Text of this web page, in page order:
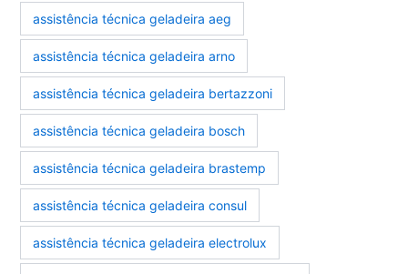
assistência técnica geladeira aeg
assistência técnica geladeira arno
assistência técnica geladeira bertazzoni
assistência técnica geladeira bosch
assistência técnica geladeira brastemp
assistência técnica geladeira consul
assistência técnica geladeira electrolux